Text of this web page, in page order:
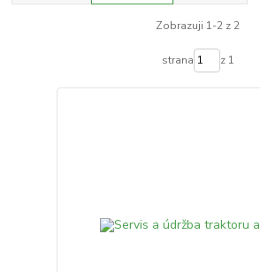
Zobrazuji 1-2 z 2
strana z 1